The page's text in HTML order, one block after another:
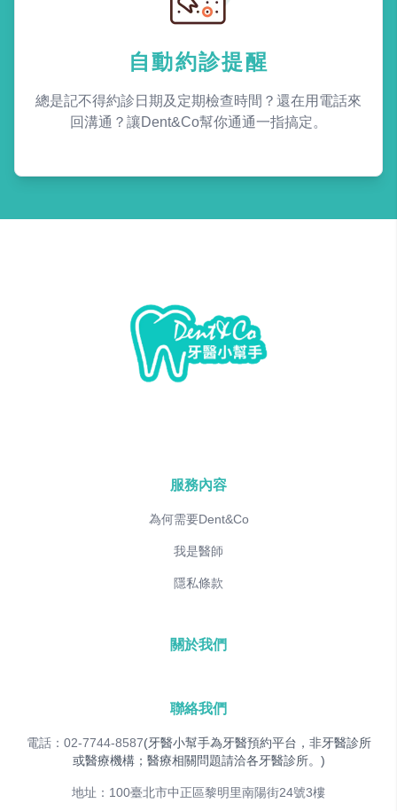
自動約診提醒
總是記不得約診日期及定期檢查時間？還在用電話來
回溝通？讓Dent&Co幫你通通一指搞定。
服務內容
為何需要Dent&Co
我是醫師
隱私條款
關於我們
聯絡我們
電話：02-7744-8587(牙醫小幫手為牙醫預約平台，非牙醫診所
或醫療機構；醫療相關問題請洽各牙醫診所。)
地址：100臺北市中正區黎明里南陽街24號3樓